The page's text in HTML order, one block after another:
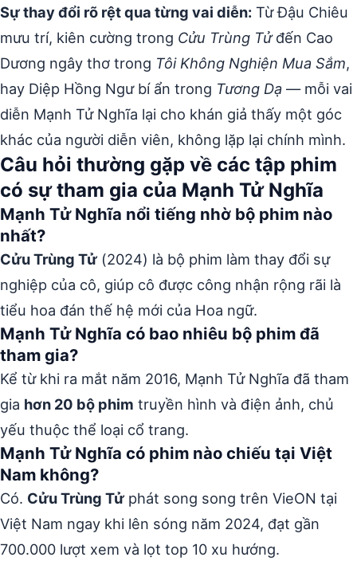
Sự thay đổi rõ rệt qua từng vai diễn: Từ Đậu Chiêu
mưu trí, kiên cường trong Cửu Trùng Tửđến Cao
Dương ngây thơ trong Tôi Không Nghiện Mua Sắm,
hay Diệp Hồng Ngư bí ẩn trong Tương Dạ — mỗi vai
diễn Mạnh Tử Nghĩa lại cho khán giả thấy một góc
khác của người diễn viên, không lặp lại chính mình.
Câu hỏi thường gặp về các tập phim
có sự tham gia của Mạnh Tử Nghĩa
Mạnh Tử Nghĩa nổi tiếng nhờ bộ phim nào
nhất?
Cửu Trùng Tử (2024) là bộ phim làm thay đổi sự
nghiệp của cô, giúp cô được công nhận rộng rãi là
tiểu hoa đán thế hệ mới của Hoa ngữ.
Mạnh Tử Nghĩa có bao nhiêu bộ phim đã
tham gia?
Kể từ khi ra mắt năm 2016, Mạnh Tử Nghĩa đã tham
gia hơn 20 bộ phim truyền hình và điện ảnh, chủ
yếu thuộc thể loại cổ trang.
Mạnh Tử Nghĩa có phim nào chiếu tại Việt
Nam không?
Có. Cửu Trùng Tử phát song song trên VieON tại
Việt Nam ngay khi lên sóng năm 2024, đạt gần
700.000 lượt xem và lọt top 10 xu hướng.